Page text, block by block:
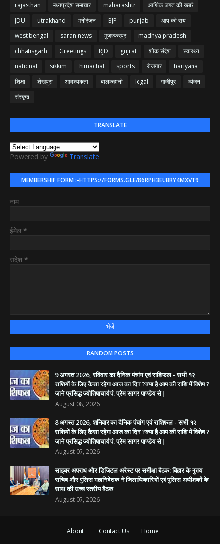
rajasthan
मध्यप्रदेश समाचार maharashtr
आर्थिक जगत की खबरें
JDU
utrakhand मनोरंजन BJP punjab
आप की राय
west bengal
saran news मुजफ्फरपुर
madhya pradesh
chhatisgarh
Greetings RJD gujrat शोक संदेश
स्वास्थ्य
national
sikkim himachal sports रोजगार
hariyana
शिक्षा
शेखपुरा आवश्यकता बालकहानी legal गाजीपुर
व्यंजन
संस्कृत
TRANSLATE
Powered by Translate
MEMBERSHIP FORM :-HTTPS://FORMS.GLE/86RPH3EUBRY4MXVT9
नाम
ईमेल *
संदेश *
RANDOM POSTS
9 अगस्त 2026, रविवार का दैनिक पंचांग एवं राशिफल - सभी १२
राशियों के लिए कैसा रहेगा आज का दिन ?क्या है आप की राशि में विशेष ?
जाने प्रसिद्ध ज्योतिषाचार्य पं. प्रेम सागर पाण्डेय से|
August 08, 2026
8 अगस्त 2026, शनिवार का दैनिक पंचांग एवं राशिफल - सभी १२
राशियों के लिए कैसा रहेगा आज का दिन ?क्या है आप की राशि में विशेष ?
जाने प्रसिद्ध ज्योतिषाचार्य पं. प्रेम सागर पाण्डेय से|
August 07, 2026
साइबर अपराध और डिजिटल अरेस्ट पर समीक्षा बैठक: बिहार के मुख्य
सचिव और पुलिस महानिदेशक ने जिलाधिकारियों एवं पुलिस अधीक्षकों के
साथ की उच्च स्तरीय बैठक
August 07, 2026
About Contact Us
Home